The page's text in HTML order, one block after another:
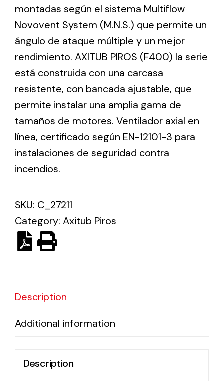
The incorporation of Novovent into the group
meant a greater offer of ventilation products for
different uses
Iluminación Solar
de necesidades.
Solar lighting
Variety of solar solutions for all kinds of needs.
montadas según el sistema Multiflow
Novovent System (M.N.S.) que permite un
ángulo de ataque múltiple y un mejor
rendimiento. AXITUB PIROS (F400) la serie
está construida con una carcasa
resistente, con bancada ajustable, que
permite instalar una amplia gama de
tamaños de motores. Ventilador axial en
línea, certificado según EN-12101-3 para
instalaciones de seguridad contra
incendios.
SKU: C_27211
Category: Axitub Piros
Description
Additional information
Description